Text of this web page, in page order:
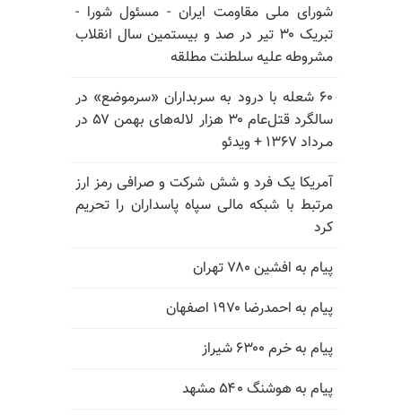
شورای ملی مقاومت ایران - مسئول شورا -
تبریک ۳۰ تیر در صد و بیستمین سال انقلاب
مشروطه علیه سلطنت مطلقه
۶۰ شعله با درود به سربداران «سرموضع» در
سالگرد قتل‌عام ۳۰ هزار لاله‌های بهمن ۵۷ در
مـرداد ۱۳۶۷ + ویدئو
آمریکا یک فرد و شش شرکت و صرافی رمز ارز
مرتبط با شبکه مالی سپاه پاسداران را تحریم
کرد
پیام به افشین ۷۸۰ تهران
پیام به احمدرضا ۱۹۷۰ اصفهان
پیام به خرم ۶۳۰۰ شیراز
پیام به هوشنگ ۵۴۰ مشهد